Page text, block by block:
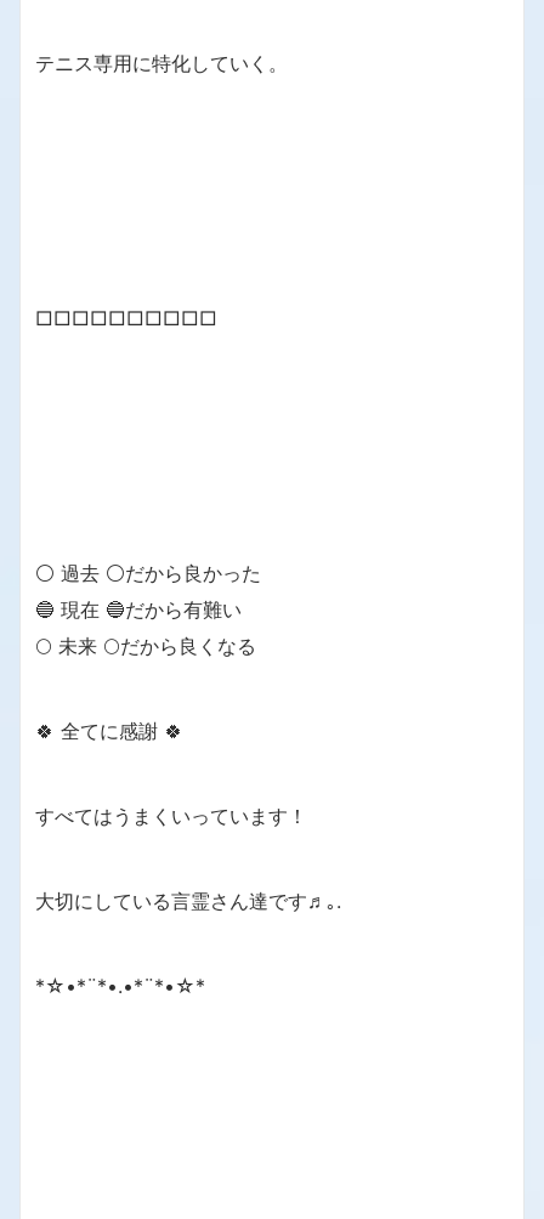
テニス専用に特化していく。
□□□□□□□□□□
⚪ 過去 ⚪だから良かった
🔵 現在 🔵だから有難い
🌕 未来 🌕だから良くなる
🍀 全てに感謝 🍀
すべてはうまくいっています！
大切にしている言霊さん達です♬｡.
*☆•*¨*•.•*¨*•☆*